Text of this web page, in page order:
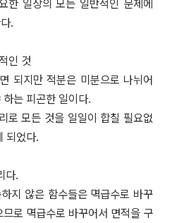
한 일상의 모든 일반적인 문제에
.
인 것
되지만 적분은 미분으로 나뉘어
는 피곤한 일이다.
로 모든 것을 일일이 합칠 필요없
되었다.
다.
지 않은 함수들은 멱급수로 바꾸
로 멱급수로 바꾸어서 면적을 구